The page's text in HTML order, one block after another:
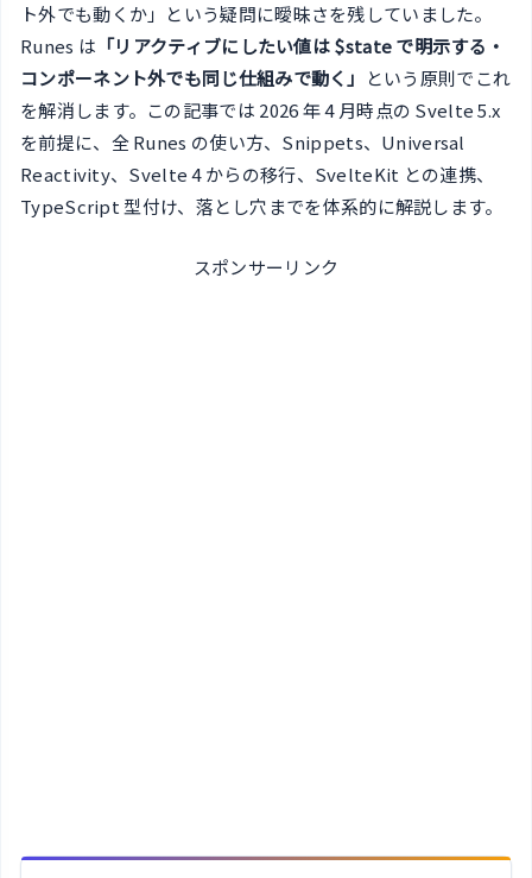
ト外でも動くか」という疑問に曖昧さを残していました。
Runes は 「リアクティブにしたい値は $state で明示する・
コンポーネント外でも同じ仕組みで動く」
という原則でこれ
を解消します。この記事では 2026 年 4 月時点の Svelte 5.x
を前提に、全 Runes の使い方、Snippets、Universal
Reactivity、Svelte 4 からの移行、SvelteKit との連携、
TypeScript 型付け、落とし穴までを体系的に解説します。
スポンサーリンク